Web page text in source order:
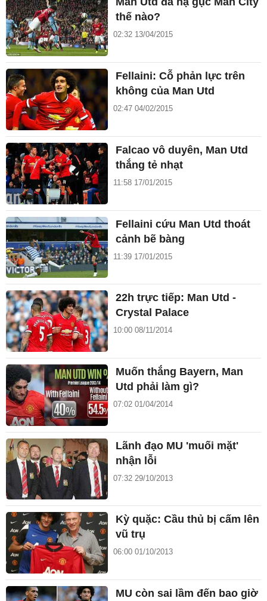
thế nào?
02:32 13/04/2015
Fellaini: Cỗ phản lực trên
không của Man Utd
02:47 04/02/2015
Falcao vô duyên, Man Utd
thắng tẻ nhạt
11:58 17/01/2015
Fellaini cứu Man Utd thoát
cảnh bẽ bàng
11:39 17/01/2015
22h trực tiếp: Man Utd -
Crystal Palace
10:00 08/11/2014
Muốn thắng Bayern, Man
Utd phải làm gì?
07:02 01/04/2014
Lãnh đạo MU 'muối mặt'
nhận lỗi
07:32 29/10/2013
Kỳ quặc: Cầu thủ bị cấm lên
vũ trụ
06:00 01/10/2013
MU còn sai lầm đến bao giờ